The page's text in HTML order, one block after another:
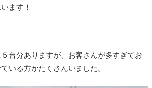
ます！
台分ありますが、お客さんが多すぎてお
いる方がたくさんいました。